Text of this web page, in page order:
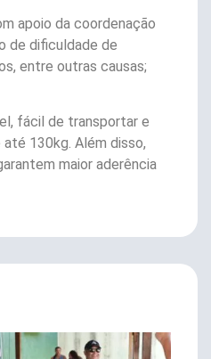
apoio da coordenação
de dificuldade de
entre outras causas;
fácil de transportar e
130kg. Além disso,
maior aderência